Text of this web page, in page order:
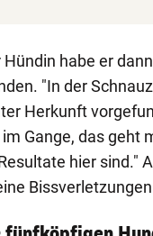
Hündin habe er
"In der
Herkunft
Gange, das geht
hier sind."